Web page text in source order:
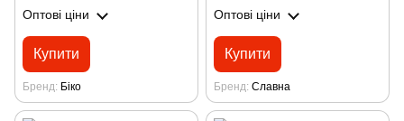
Оптові ціни
Купити
Бренд Біко
Оптові ціни
Купити
Бренд Славна